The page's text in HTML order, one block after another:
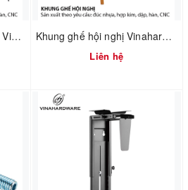
Kệ giày dép và yếm ngựa Vinahardware 2302.1.64006 Khung ghế hội nghị Vinahardware mã 2302.1.7586
Liên hệ